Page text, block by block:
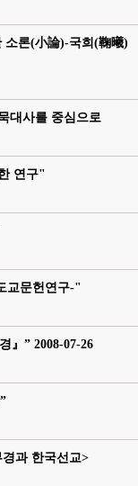
소론(小論)-국희(鞠曦)
대사를 중심으로
연구"
교문헌연구-"
』” 2008-07-26
과 한국선교>